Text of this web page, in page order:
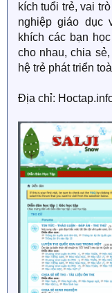
kích tuổi trẻ, vai
nghiệp giáo dục
khích các bạn
cho nhau, chia
hệ trẻ phát triển
Địa chỉ: